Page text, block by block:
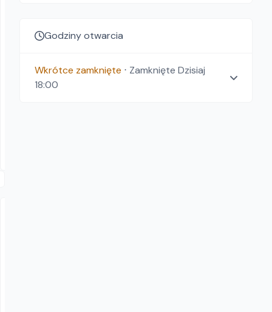
Godziny otwarcia
Wkrótce zamknięte ⋅ Zamknięte Dzisiaj
18:00
"WŁODEK" Wypożyczalnia Sprzętu Budowlanego i Ogrodniczego
ENAR DINGO